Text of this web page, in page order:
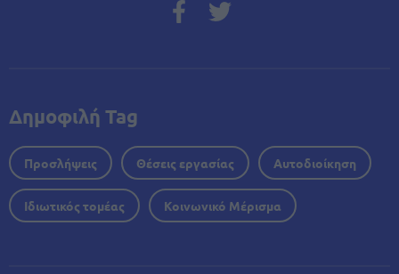
Δημοφιλή Tag
Προσλήψεις Θέσεις εργασίας Αυτοδιοίκηση
Ιδιωτικός τομέας Κοινωνικό Μέρισμα